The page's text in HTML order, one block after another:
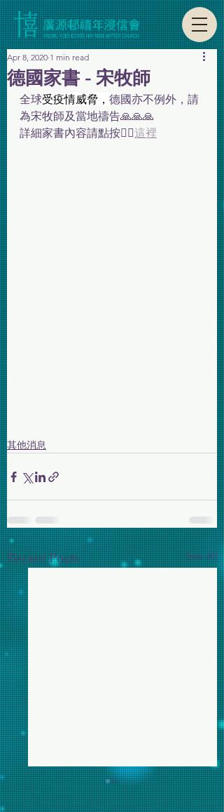
德國家書 - 宋牧師
Apr 8, 2020 1 min read
全球受疫情威脅， 德國亦不例外，請
為宋牧師及當地禱告🙏🙏🙏
詳細家書內容請點按👉🏼這裡
其他消息
Recent Posts See All